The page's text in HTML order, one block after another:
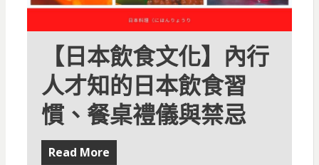
【日本飲食文化】內行
人才知的日本飲食習
慣、餐桌禮儀與禁忌
Read More